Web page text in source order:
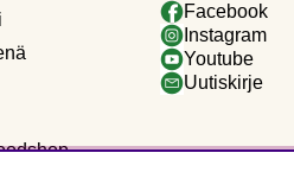
Facebook
Instagram
Youtube
Uutiskirje